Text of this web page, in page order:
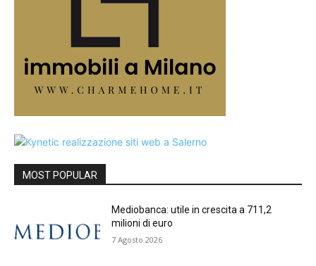
MOST POPULAR
Mediobanca: utile in crescita a 711,2
milioni di euro
7 Agosto 2026